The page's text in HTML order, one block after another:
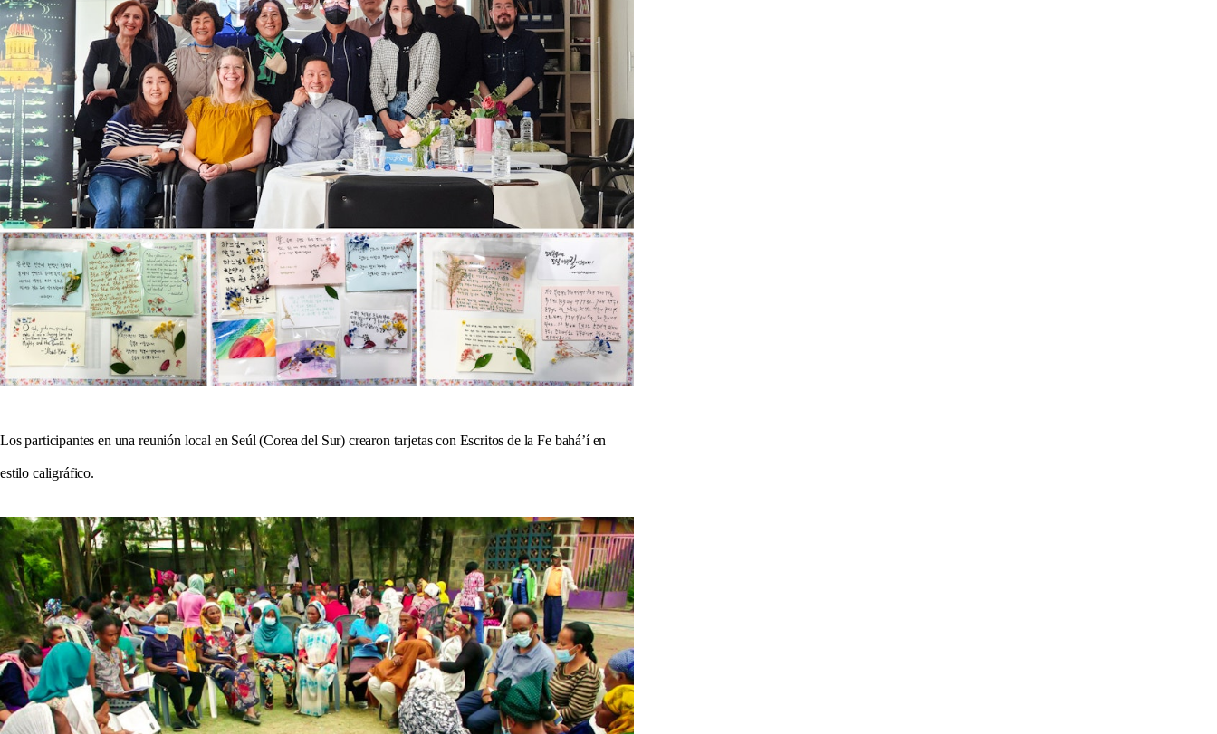
Los participantes en una reunión local en Seúl (Corea del Sur) crearon tarjetas con Escritos de la Fe baháʼí en
estilo caligráfico.